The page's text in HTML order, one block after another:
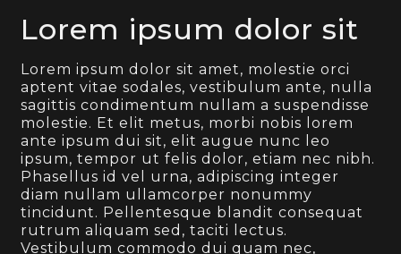
Lorem ipsum dolor sit
Lorem ipsum dolor sit amet, molestie orci
aptent vitae sodales, vestibulum ante, nulla
sagittis condimentum nullam a suspendisse
molestie. Et elit metus, morbi nobis lorem
ante ipsum dui sit, elit augue nunc leo
ipsum, tempor ut felis dolor, etiam nec nibh.
Phasellus id vel urna, adipiscing integer
diam nullam ullamcorper nonummy
tincidunt. Pellentesque blandit consequat
rutrum aliquam sed, taciti lectus.
Vestibulum commodo dui quam nec,